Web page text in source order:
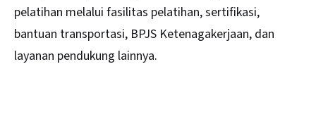
pelatihan melalui fasilitas pelatihan, sertifikasi,
bantuan transportasi, BPJS Ketenagakerjaan, dan
layanan pendukung lainnya.